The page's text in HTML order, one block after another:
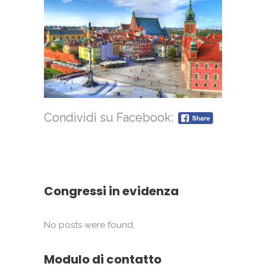
Condividi su Facebook:
Congressi in evidenza
No posts were found.
Modulo di contatto